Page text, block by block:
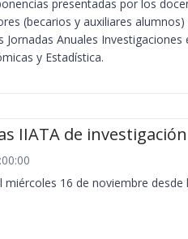
presentadas por los
(becarios y auxiliares
Jornadas Anuales Investigaciones
y Estadística.
IIATA de investigación
miércoles 16 de noviembre desde